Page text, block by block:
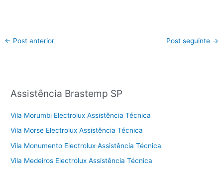
← Post anterior Post seguinte →
Assistência Brastemp SP
Vila Morumbi Electrolux Assistência Técnica
Vila Morse Electrolux Assistência Técnica
Vila Monumento Electrolux Assistência Técnica
Vila Medeiros Electrolux Assistência Técnica